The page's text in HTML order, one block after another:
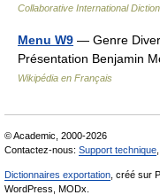
Collaborative International
Menu W9 — Genre
Présentation Benjamin
Wikipédia en Français
© Academic, 2000-2026
Contactez-nous: Support technique
Dictionnaires exportation , créé sur
WordPress, MODx.